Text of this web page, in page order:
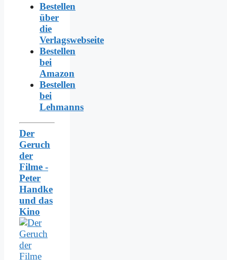
Bestellen
über
die
Verlagswebseite
Bestellen
bei
Amazon
Bestellen
bei
Lehmanns
Der
Geruch
der
Filme -
Peter
Handke
und das
Kino